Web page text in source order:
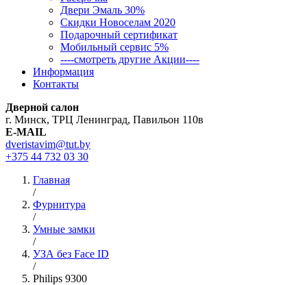
Двери Эмаль 30%
Скидки Новоселам 2020
Подарочный сертификат
Мобильный сервис 5%
----смотреть другие Акции----
Информация
Контакты
Дверной салон
г. Минск, ТРЦ Ленинград, Павильон 110в
E-MAIL
dveristavim@tut.by
+375 44 732 03 30
Главная
/
Фурнитура
/
Умные замки
/
УЗА без Face ID
/
Philips 9300